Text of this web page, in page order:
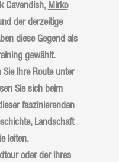
Cavendish, Mirko
der derzeitige
diese Gegend als
gewählt.
Sie Ihre Route unter
Sie sich beim
faszinierenden
Landschaft
leiten.
oder der Ihres